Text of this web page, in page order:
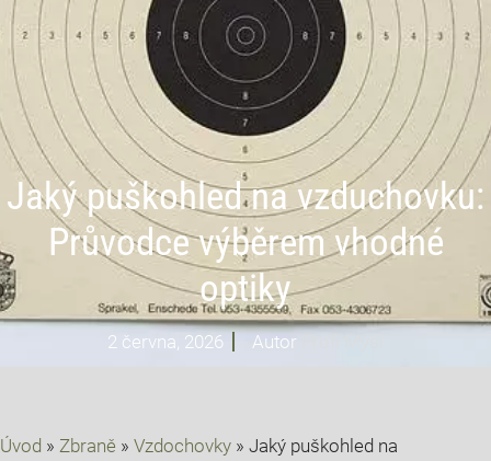
Jaký puškohled na vzduchovku:
Průvodce výběrem vhodné
optiky
2 června, 2026 Autor
Úvod » Zbraně » Vzdochovky » Jaký puškohled na